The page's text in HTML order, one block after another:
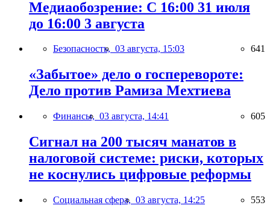
Медиаобозрение: С 16:00 31 июля
до 16:00 3 августа
Безопасность, 03 августа, 15:03 641
«Забытое» дело о госперевороте:
Дело против Рамиза Мехтиева
Финансы, 03 августа, 14:41 605
Сигнал на 200 тысяч манатов в
налоговой системе: риски, которых
не коснулись цифровые реформы
Социальная сфера, 03 августа, 14:25 553